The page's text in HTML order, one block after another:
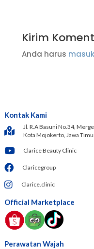
Kirim
Anda harus masuk
Kontak Kami
Jl. R.A Basuni No.34,
Kota Mojokerto, Jawa
Clarice Beauty Clinic
Claricegroup
Clarice.clinic
Official Marketplace
Perawatan Wajah